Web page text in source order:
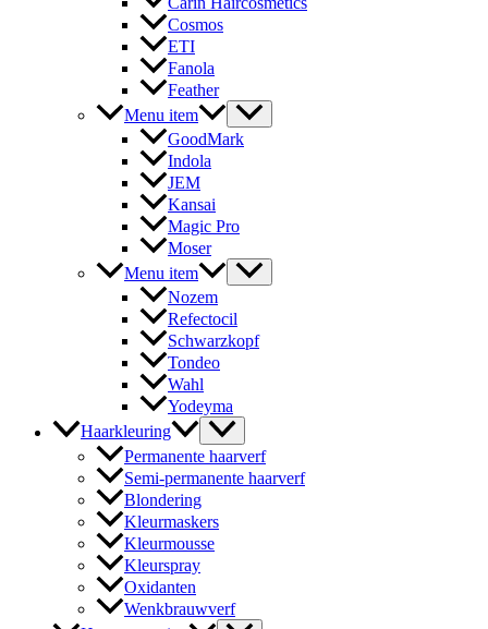
Cosmos
ETI
Fanola
Feather
Menu item
GoodMark
Indola
JEM
Kansai
Magic Pro
Moser
Menu item
Nozem
Refectocil
Schwarzkopf
Tondeo
Wahl
Yodeyma
Haarkleuring
Permanente haarverf
Semi-permanente haarverf
Blondering
Kleurmaskers
Kleurmousse
Kleurspray
Oxidanten
Wenkbrauwverf